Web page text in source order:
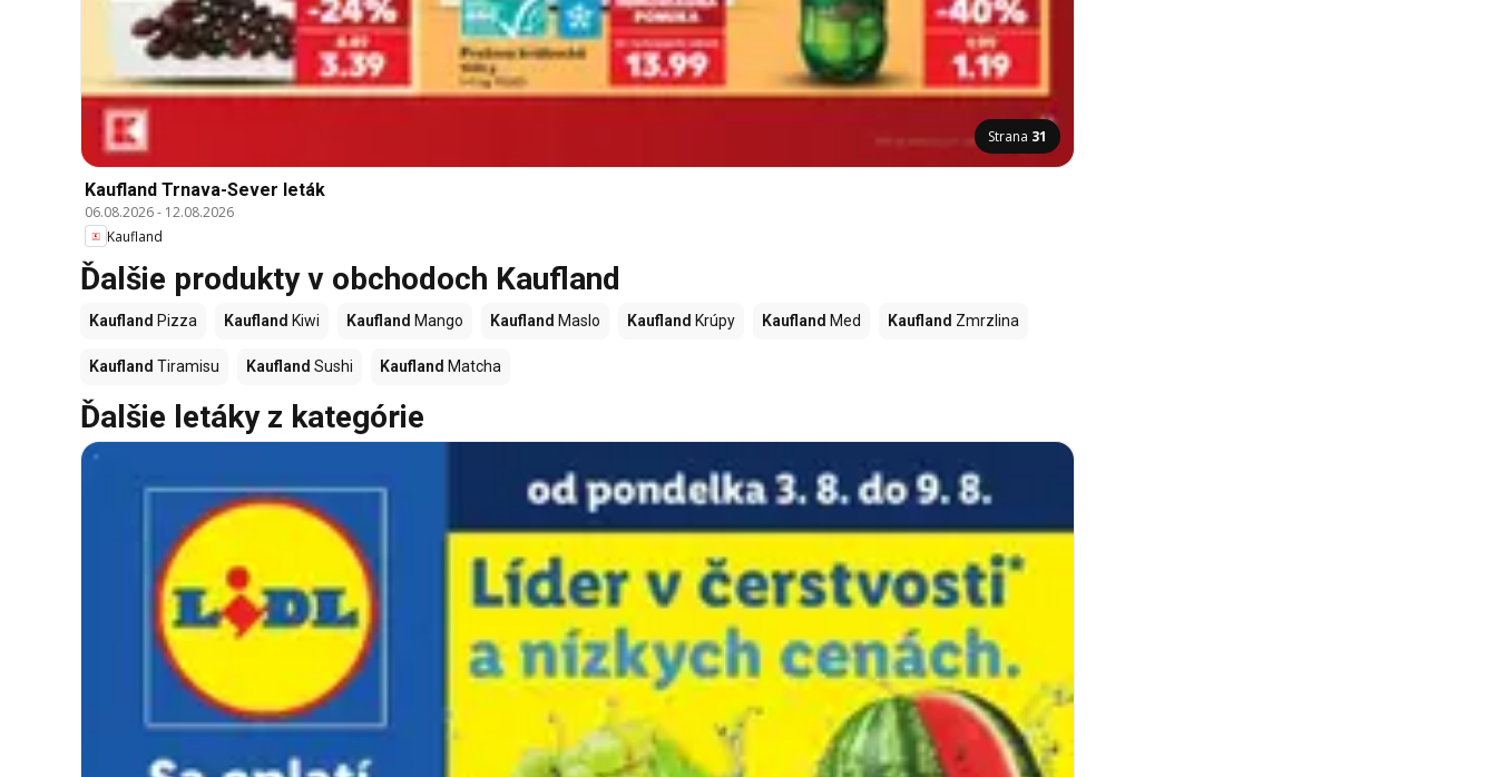
Strana 31
Kaufland Trnava-Sever leták
06.08.2026- 12.08.2026
Kaufland
Ďalšie produkty v obchodoch Kaufland
Kaufland Pizza Kaufland Kiwi Kaufland Mango Kaufland Maslo Kaufland Krúpy Kaufland Med Kaufland Zmrzlina
Kaufland Tiramisu Kaufland Sushi Kaufland Matcha
Ďalšie letáky z kategórie